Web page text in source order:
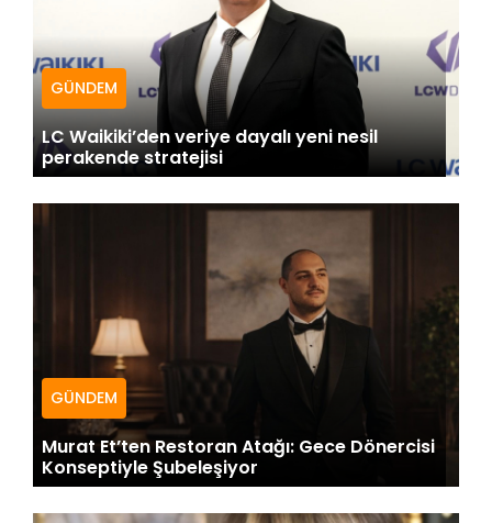
GÜNDEM
LC Waikiki’den veriye dayalı yeni nesil
perakende stratejisi
GÜNDEM
Murat Et’ten Restoran Atağı: Gece Dönercisi
Konseptiyle Şubeleşiyor